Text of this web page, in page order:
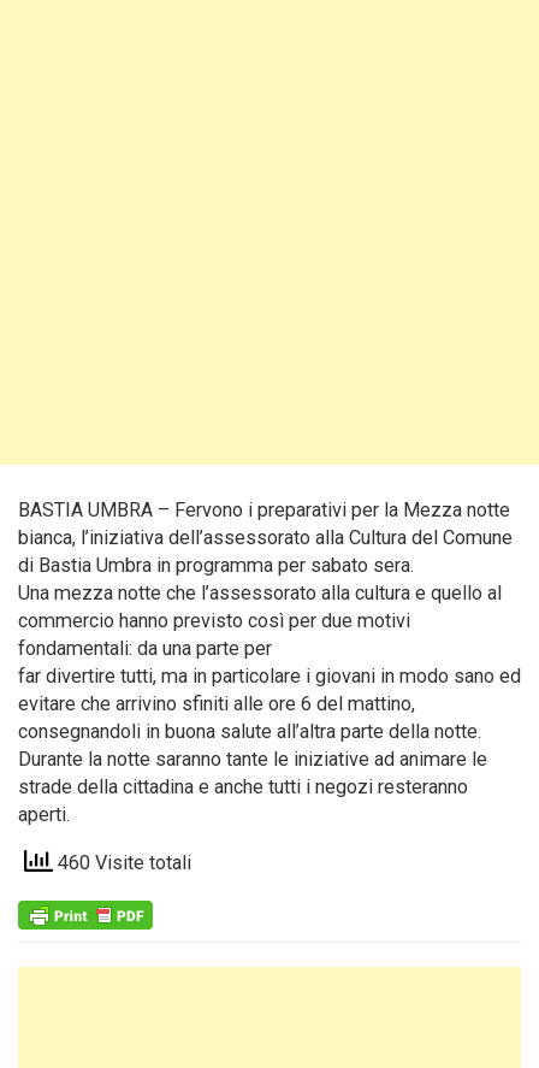
BASTIA UMBRA – Fervono i preparativi per la Mezza notte
bianca, l’iniziativa dell’assessorato alla Cultura del Comune
di Bastia Umbra in programma per sabato sera.
Una mezza notte che l’assessorato alla cultura e quello al
commercio hanno previsto così per due motivi
fondamentali: da una parte per
far divertire tutti, ma in particolare i giovani in modo sano ed
evitare che arrivino sfiniti alle ore 6 del mattino,
consegnandoli in buona salute all’altra parte della notte.
Durante la notte saranno tante le iniziative ad animare le
strade della cittadina e anche tutti i negozi resteranno
aperti.
460 Visite totali